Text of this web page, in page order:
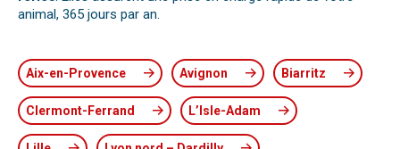
animal, 365 jours par an.
Aix-en-Provence Avignon Biarritz
Clermont-Ferrand L’Isle-Adam